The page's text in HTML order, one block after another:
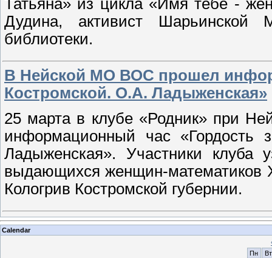
Татьяна» из цикла «Имя тебе -
Дудина, активист
библиотеки.
В Нейской МО ВОС прошел
Костромской. О.А. Ладыженская»
25 марта в клубе «Родник» при
информационный час «Гордость
Ладыженская». Участники
выдающихся женщин-математиков
Кологрив Костромской губернии.
Calendar
Пн
Вт